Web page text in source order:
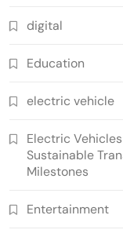
digital
Education
electric vehicle
Electric
Sustainable
Milestones
Entertainment